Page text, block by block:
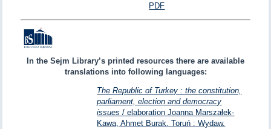
PDF
In the Sejm Library’s printed resources there are available
translations into following languages:
The Republic of Turkey : the constitution,
parliament, election and democracy
issues / elaboration Joanna Marszałek-
Kawa, Ahmet Burak. Toruń : Wydaw.